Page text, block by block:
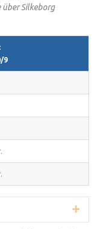
über Silkeborg
9